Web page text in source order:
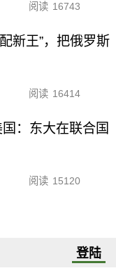
阅读 16743
新王”，把俄罗斯
阅读 16414
：东大在联合国
阅读 15120
登陆